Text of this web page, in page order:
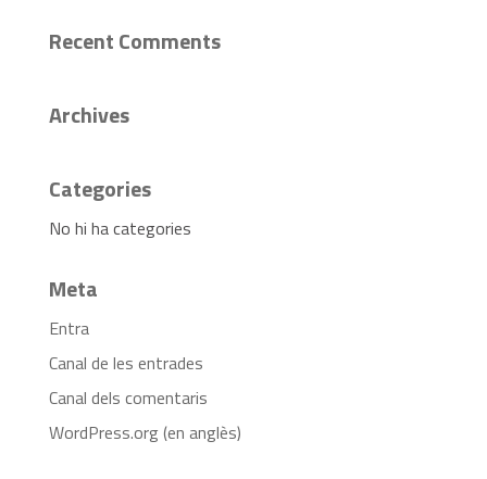
Recent Comments
Archives
Categories
No hi ha categories
Meta
Entra
Canal de les entrades
Canal dels comentaris
WordPress.org (en anglès)